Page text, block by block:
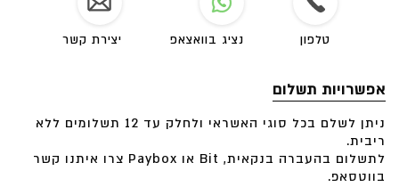
המידה הרצויה
info@liatgilad.com
מומלץ להציץ לפני כן ב’מדריך למידות
למציאת המידה
להתרשמות מיתר הקולקציה Healing Bling
טלפון נציג בוואצאפ יצירת קשר
אפשרויות תשלום
ניתן לשלם בכל סוגי האשראי ולחלק עד 12 תשלומים ללא
ריבית.
לתשלום בהעברה בנקאית, Bit או Paybox צרו איתנו קשר
בווטסאפ.